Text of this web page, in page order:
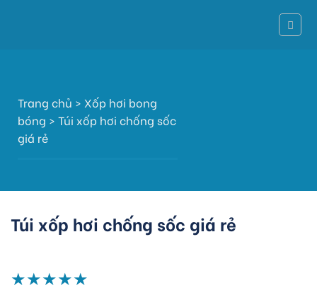
Trang chủ > Xốp hơi bong
bóng >Túi xốp hơi chống sốc
giá rẻ
Túi xốp hơi chống sốc giá rẻ
★★★★★